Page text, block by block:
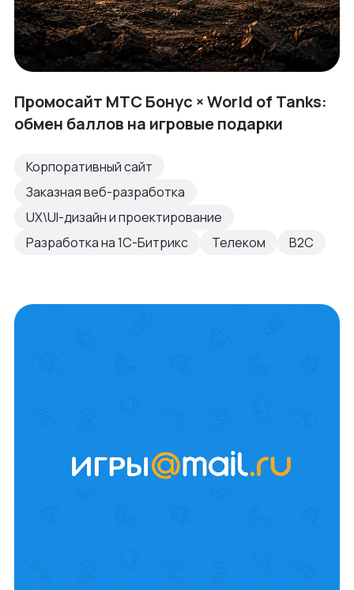
Промосайт МТС Бонус × World of Tanks:
обмен баллов на игровые подарки
Корпоративный сайт
Заказная веб-разработка
UX\UI-дизайн и проектирование
Разработка на 1С-Битрикс
Телеком B2C